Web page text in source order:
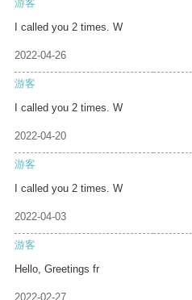
游客
I called you 2 times. W
2022-04-26
游客
I called you 2 times. W
2022-04-20
游客
I called you 2 times. W
2022-04-03
游客
Hello, Greetings fr
2022-02-27